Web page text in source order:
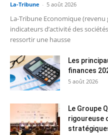
La-Tribune - 5 août 2026
La-Tribune Economique (revenu
indicateurs d’activité des
ressortir une hausse
Les
finances
5 août 2026
Le Groupe
rigoureuse